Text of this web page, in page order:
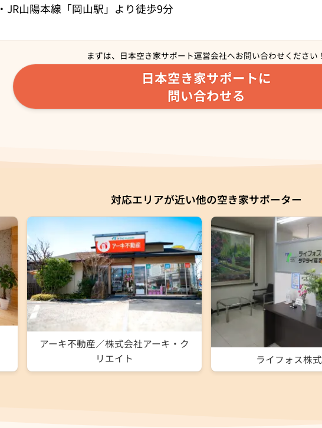
・JR山陽本線「岡山駅」より徒歩9分
まずは、日本空き家サポート運営会社へお問い合わせください！
日本空き家サポートに
問い合わせる
対応エリアが近い他の空き家サポーター
アーキ不動産／株式会社アーキ・ク
リエイト
ライフォス株